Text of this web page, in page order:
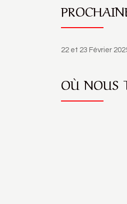
22 et 23 Février
OÙ NOUS